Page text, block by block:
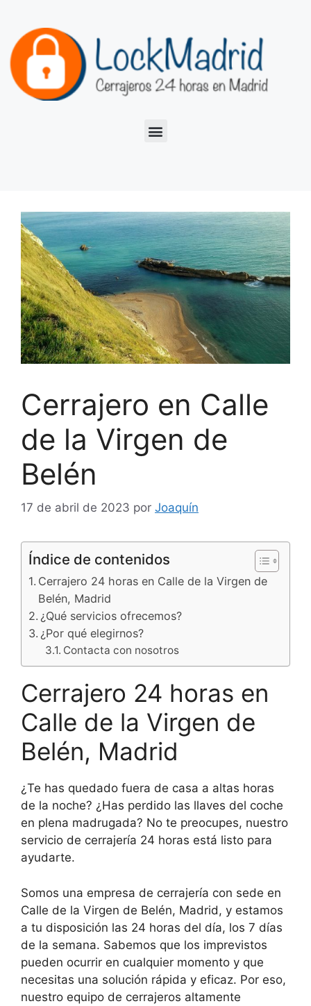
Cerrajero en Calle
de la Virgen de
Belén
17 de abril de 2023 por Joaquín
Índice de contenidos
Cerrajero 24 horas en Calle de la Virgen de
Belén, Madrid
¿Qué servicios ofrecemos?
¿Por qué elegirnos?
Contacta con nosotros
Cerrajero 24 horas en
Calle de la Virgen de
Belén, Madrid
¿Te has quedado fuera de casa a altas horas
de la noche? ¿Has perdido las llaves del coche
en plena madrugada? No te preocupes, nuestro
servicio de cerrajería 24 horas está listo para
ayudarte.
Somos una empresa de cerrajería con sede en
Calle de la Virgen de Belén, Madrid, y estamos
a tu disposición las 24 horas del día, los 7 días
de la semana. Sabemos que los imprevistos
pueden ocurrir en cualquier momento y que
necesitas una solución rápida y eficaz. Por eso,
nuestro equipo de cerrajeros altamente